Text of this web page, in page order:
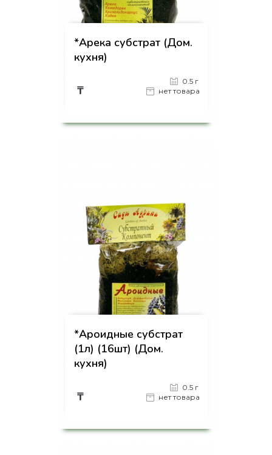
*Арека субстрат (Дом.
кухня)
₸
0.5 г
нет товара
*Ароидные субстрат
(1л) (16шт) (Дом.
кухня)
₸
0.5 г
нет товара